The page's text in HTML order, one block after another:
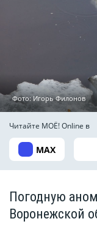
Фото: Игорь Филонов
Читайте МОЁ! Online в
MAX
Погодную
Воронежской